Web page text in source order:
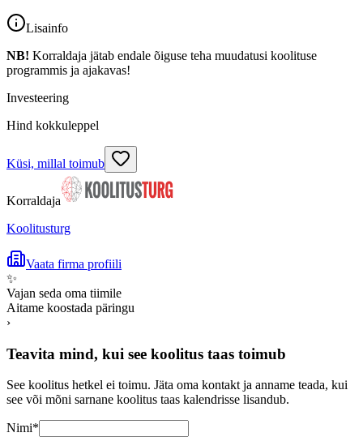
Lisainfo
NB! Korraldaja jätab endale õiguse teha muudatusi koolituse
programmis ja ajakavas!
Investeering
Hind kokkuleppel
Küsi, millal toimub
Korraldaja
Koolitusturg
Vaata firma profiili
✨
Vajan seda oma tiimile
Aitame koostada päringu
›
Teavita mind, kui see koolitus taas toimub
See koolitus hetkel ei toimu. Jäta oma kontakt ja anname teada, kui
see või mõni sarnane koolitus taas kalendrisse lisandub.
Nimi*